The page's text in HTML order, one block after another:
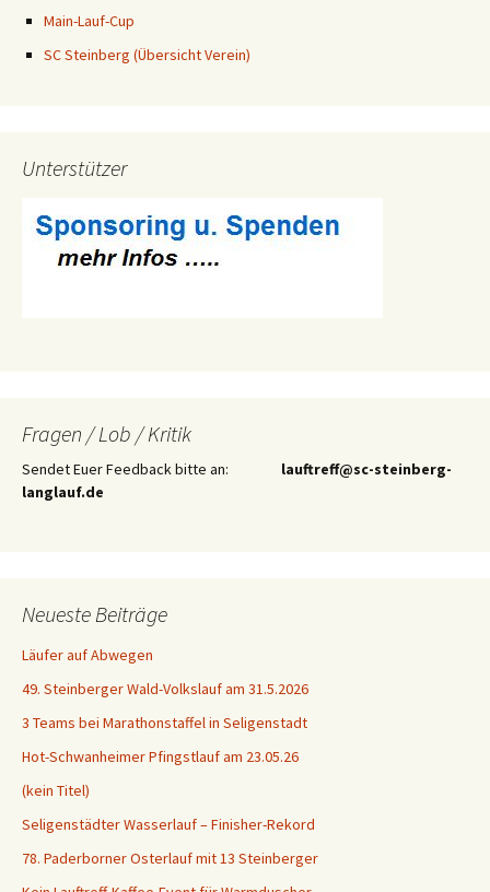
Main-Lauf-Cup
SC Steinberg (Übersicht Verein)
Unterstützer
Fragen / Lob / Kritik
Sendet Euer Feedback bitte an: lauftreff@sc-steinberg-
langlauf.de
Neueste Beiträge
Läufer auf Abwegen
49. Steinberger Wald-Volkslauf am 31.5.2026
3 Teams bei Marathonstaffel in Seligenstadt
Hot-Schwanheimer Pfingstlauf am 23.05.26
(kein Titel)
Seligenstädter Wasserlauf – Finisher-Rekord
78. Paderborner Osterlauf mit 13 Steinberger